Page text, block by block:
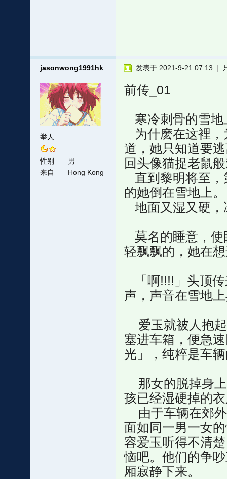
jasonwong1991hk
举人
性别
男
来自
Hong Kong
发表于 2021-9-21 07:13 |
前传_01
寒冷刺骨的雪地
为什麽在这裡，
道，她只知道要
回头像猫捉老鼠
直到黎明将至，
的她倒在雪地上。
地面又湿又硬，
莫名的睡意，使
轻飘飘的，她在
「啊!!!!」头顶传
声，声音在雪地
爱玉就被人抱起
塞进车箱，便急
光」，纯粹是车
那女的脱掉身上
孩已经湿硬掉的
由于车辆在郊外
面如同一男一女
容爱玉听得不清
恼吧。他们的争
厢寂静下来。